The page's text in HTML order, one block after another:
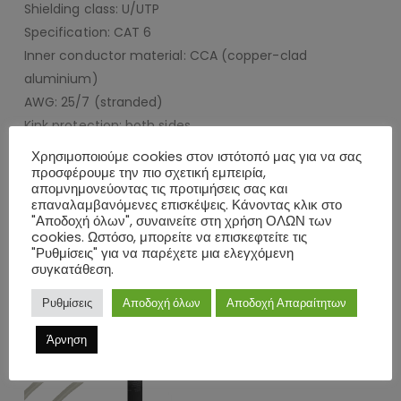
Shielding class: U/UTP
Specification: CAT 6
Inner conductor material: CCA (copper-clad
aluminium)
AWG: 25/7 (stranded)
Kink protection: both sides
max. bandwidth: 250 MHz
ΕΠΙΠΛΈΟΝ ΠΛΗΡΟΦΟΡΊΕΣ
ΑΞΙΟΛΟΓΉΣΕΙΣ (0)
ΣΧΕΤΙΚΆ ΠΡΟΪΌΝΤΑ
Χρησιμοποιούμε cookies στον ιστότοπό μας για να σας
προσφέρουμε την πιο σχετική εμπειρία,
απομνημονεύοντας τις προτιμήσεις σας και
επαναλαμβανόμενες επισκέψεις. Κάνοντας κλικ στο
"Αποδοχή όλων", συναινείτε στη χρήση ΟΛΩΝ των
cookies. Ωστόσο, μπορείτε να επισκεφτείτε τις
"Ρυθμίσεις" για να παρέχετε μια ελεγχόμενη
συγκατάθεση.
Ρυθμίσεις Αποδοχή όλων Αποδοχή Απαραίτητων
Άρνηση